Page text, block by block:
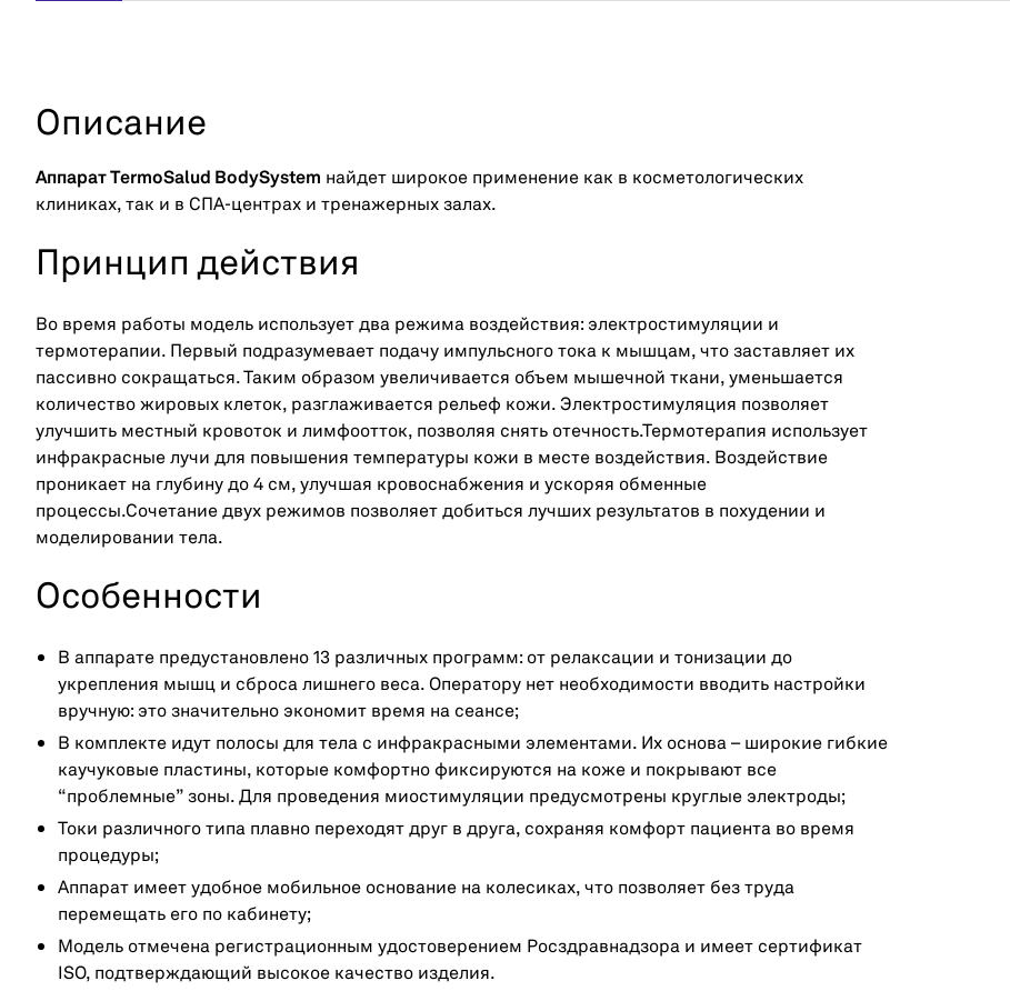
Описание
Аппарат TermoSalud BodySystem найдет широкое применение как в косметологических
клиниках, так и в СПА-центрах и тренажерных залах.
Принцип действия
Во время работы модель использует два режима воздействия: электростимуляции и
термотерапии. Первый подразумевает подачу импульсного тока к мышцам, что заставляет их
пассивно сокращаться. Таким образом увеличивается объем мышечной ткани, уменьшается
количество жировых клеток, разглаживается рельеф кожи. Электростимуляция позволяет
улучшить местный кровоток и лимфоотток, позволяя снять отечность.Термотерапия использует
инфракрасные лучи для повышения температуры кожи в месте воздействия. Воздействие
проникает на глубину до 4 см, улучшая кровоснабжения и ускоряя обменные
процессы.Сочетание двух режимов позволяет добиться лучших результатов в похудении и
моделировании тела.
Особенности
В аппарате предустановлено 13 различных программ: от релаксации и тонизации до
укрепления мышц и сброса лишнего веса. Оператору нет необходимости вводить настройки
вручную: это значительно экономит время на сеансе;
В комплекте идут полосы для тела с инфракрасными элементами. Их основа – широкие гибкие
каучуковые пластины, которые комфортно фиксируются на коже и покрывают все
“проблемные” зоны. Для проведения миостимуляции предусмотрены круглые электроды;
Токи различного типа плавно переходят друг в друга, сохраняя комфорт пациента во время
процедуры;
Аппарат имеет удобное мобильное основание на колесиках, что позволяет без труда
перемещать его по кабинету;
Модель отмечена регистрационным удостоверением Росздравнадзора и имеет сертификат
ISO, подтверждающий высокое качество изделия.